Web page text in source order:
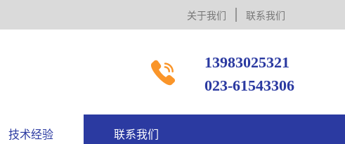
关于我们 联系我们

13983025321
023-61543306
技术经验 联系我们